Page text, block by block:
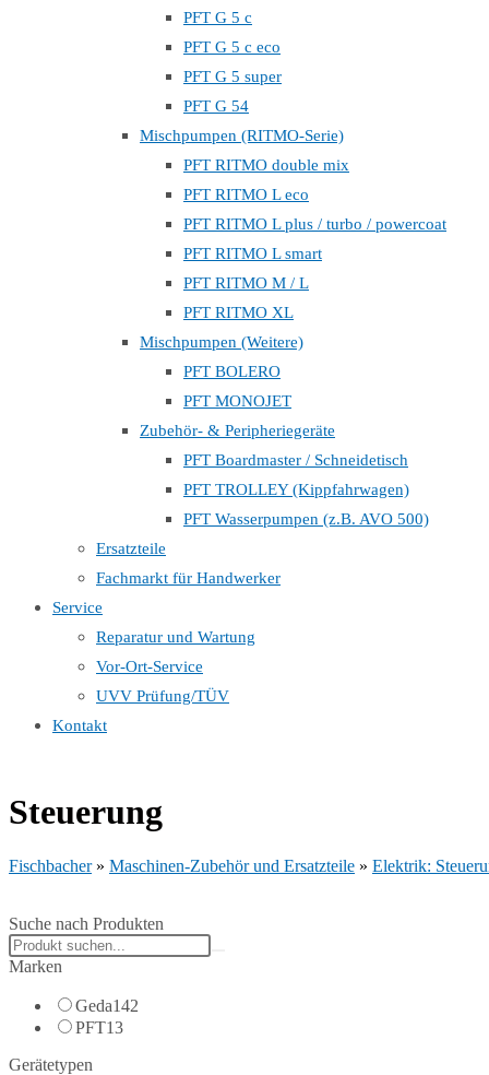
PFT G 5 c
PFT G 5 c eco
PFT G 5 super
PFT G 54
Mischpumpen (RITMO-Serie)
PFT RITMO double mix
PFT RITMO L eco
PFT RITMO L plus / turbo / powercoat
PFT RITMO L smart
PFT RITMO M / L
PFT RITMO XL
Mischpumpen (Weitere)
PFT BOLERO
PFT MONOJET
Zubehör- & Peripheriegeräte
PFT Boardmaster / Schneidetisch
PFT TROLLEY (Kippfahrwagen)
PFT Wasserpumpen (z.B. AVO 500)
Ersatzteile
Fachmarkt für Handwerker
Service
Reparatur und Wartung
Vor-Ort-Service
UVV Prüfung/TÜV
Kontakt
Steuerung
Fischbacher» Maschinen-Zubehör und Ersatzteile » Elektrik:
Suche nach Produkten
Search
products:
Marken
Geda142
PFT13
Gerätetypen